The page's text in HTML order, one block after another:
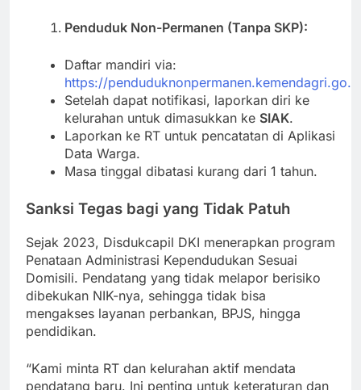
Penduduk Non-Permanen (Tanpa SKP):
Daftar mandiri via:
https://
Setelah dapat notifikasi, laporkan diri ke
kelurahan untuk dimasukkan ke SIAK.
Laporkan ke RT untuk pencatatan di Aplikasi
Data Warga.
Masa tinggal dibatasi kurang dari 1 tahun.
Sanksi Tegas bagi yang Tidak Patuh
Sejak 2023, Disdukcapil DKI menerapkan program
Penataan Administrasi Kependudukan Sesuai
Domisili. Pendatang yang tidak melapor berisiko
dibekukan NIK-nya, sehingga tidak bisa
mengakses layanan perbankan, BPJS, hingga
pendidikan.
“Kami minta RT dan kelurahan aktif mendata
pendatang baru. Ini penting untuk keteraturan dan